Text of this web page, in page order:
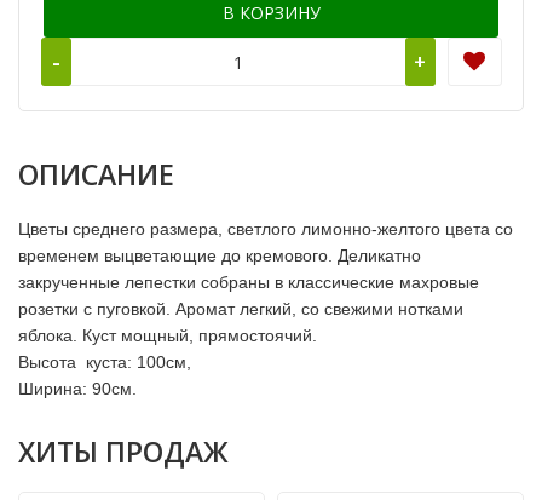
В КОРЗИНУ
- +
ОПИСАНИЕ
Цветы среднего размера, светлого лимонно-желтого цвета со
временем выцветающие до кремового. Деликатно
закрученные лепестки собраны в классические махровые
розетки с пуговкой. Аромат легкий, со свежими нотками
яблока. Куст мощный, прямостоячий.
Высота  куста: 100см,
Ширина: 90см.
ХИТЫ ПРОДАЖ